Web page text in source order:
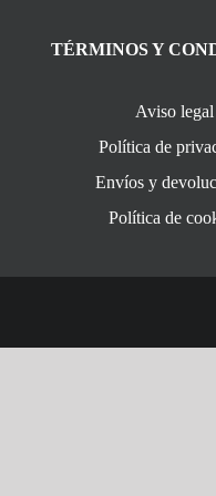
TÉRMINOS Y
Aviso legal
Política de
Envíos y
Política de